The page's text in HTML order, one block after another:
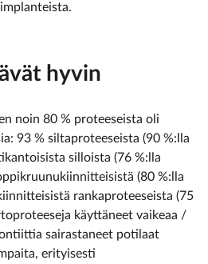
hyvin
noin 80 % proteeseista oli
93 % siltaproteeseista (90 %:lla
silloista (76 %:lla
(80 %:lla
rankaproteeseista (75
käyttäneet vaikeaa /
sairastaneet potilaat
erityisesti